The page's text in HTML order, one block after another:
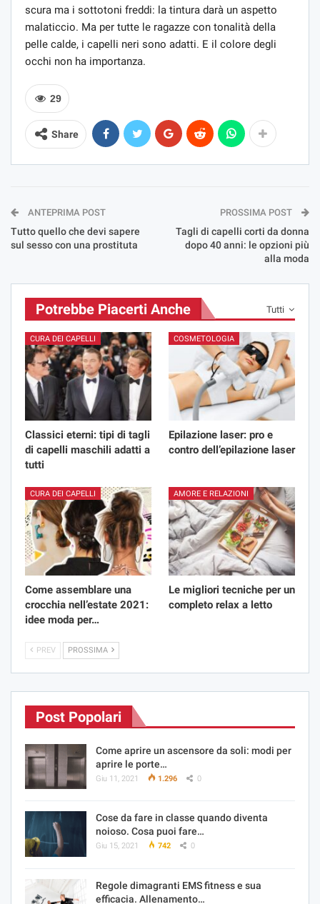
scura ma i sottotoni freddi: la tintura darà un aspetto
malaticcio. Ma per tutte le ragazze con tonalità della
pelle calde, i capelli neri sono adatti. E il colore degli
occhi non ha importanza.
29
Share
ANTEPRIMA POST
Tutto quello che devi sapere
sul sesso con una prostituta
PROSSIMA POST
Tagli di capelli corti da donna
dopo 40 anni: le opzioni più
alla moda
Tutti
Potrebbe Piacerti Anche
CURA DEI CAPELLI
Classici eterni: tipi di tagli
di capelli maschili adatti a
tutti
COSMETOLOGIA
Epilazione laser: pro e
contro dell’epilazione laser
CURA DEI CAPELLI
Come assemblare una
crocchia nell’estate 2021:
idee moda per…
AMORE E RELAZIONI
Le migliori tecniche per un
completo relax a letto
PREV PROSSIMA
Post Popolari
Come aprire un ascensore da soli: modi per
aprire le porte…
Giu 11, 2021 1.296 0
Cose da fare in classe quando diventa
noioso. Cosa puoi fare…
Giu 15, 2021 742 0
Regole dimagranti EMS fitness e sua
efficacia. Allenamento…